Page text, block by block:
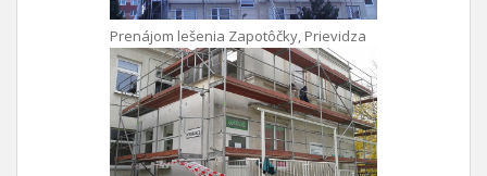
Prenájom lešenia Zapotôčky, Prievidza